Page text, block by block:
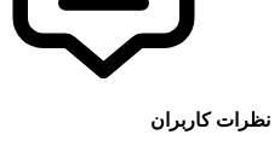
نظرات کاربران